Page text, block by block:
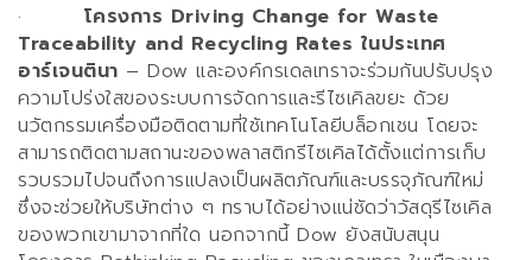
·
โครงการ Driving Change for Waste
Traceability and Recycling Rates ในประเทศ
อาร์เจนตินา – Dow และองค์กรเดลเทราจะร่วมกันปรับปรุง
ความโปร่งใสของระบบการจัดการและรีไซเคิลขยะ ด้วย
นวัตกรรมเครื่องมือติดตามที่ใช้เทคโนโลยีบล็อกเชน โดยจะ
สามารถติดตามสถานะของพลาสติกรีไซเคิลได้ตั้งแต่การเก็บ
รวบรวมไปจนถึงการแปลงเป็นผลิตภัณฑ์และบรรจุภัณฑ์ใหม่
ซึ่งจะช่วยให้บริษัทต่าง ๆ ทราบได้อย่างแน่ชัดว่าวัสดุรีไซเคิล
ของพวกเขามาจากที่ใด นอกจากนี้ Dow ยังสนับสนุน